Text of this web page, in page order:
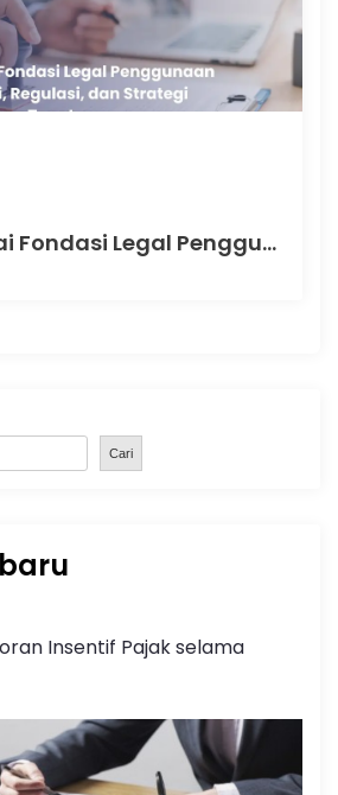
SIPPT sebagai Fondasi Legal Penggunaan Tanah: Urgensi, Regulasi, dan Strategi Pengurusan yang Tepat
Cari
Insentif Pajak selama